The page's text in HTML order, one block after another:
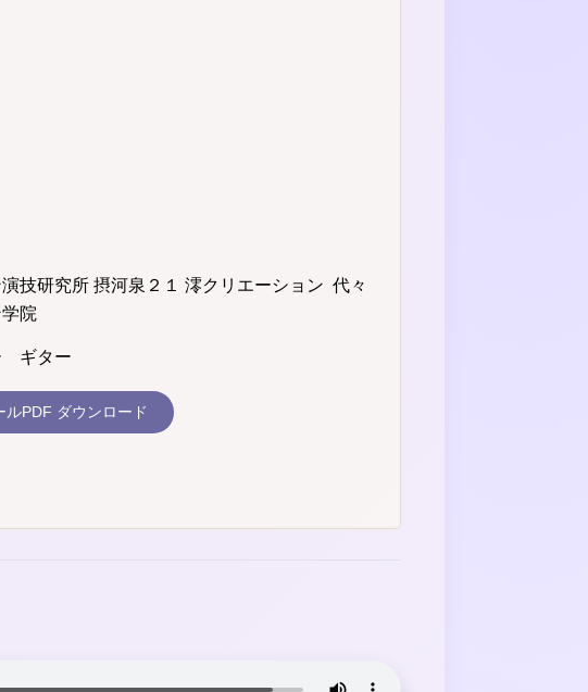
技研究所 摂河泉２１ 澪クリエーション 代々
院
ギター
ルPDF ダウンロード